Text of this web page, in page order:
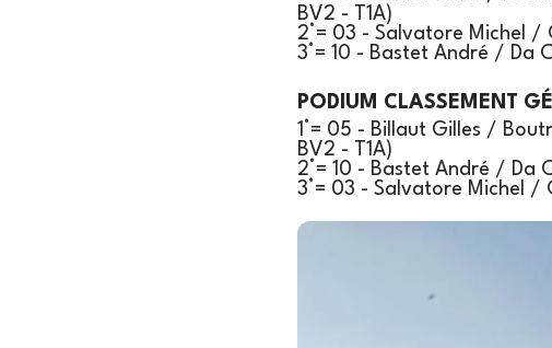
BV2 - T1A)
2°= 03 - Salvatore Michel /
3°= 10 - Bastet André / Da
PODIUM CLASSEMENT
1°= 05 - Billaut Gilles /
BV2 - T1A)
2°= 10 - Bastet André / Da
3°= 03 - Salvatore Michel /